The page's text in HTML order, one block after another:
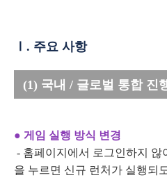
Ⅰ. 주요 사항
(1) 국내 / 글로벌 통합 진
● 게임 실행 방식 변경
- 홈페이지에서 로그인하지 않
을 누르면 신규 런처가 실행되